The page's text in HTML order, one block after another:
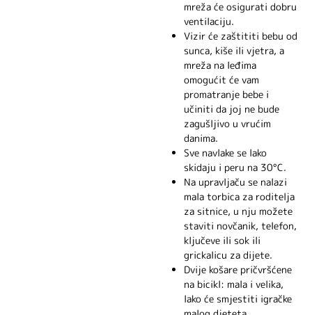
mreža će osigurati dobru
ventilaciju.
Vizir će zaštititi bebu od
sunca, kiše ili vjetra, a
mreža na leđima
omogućit će vam
promatranje bebe i
učiniti da joj ne bude
zagušljivo u vrućim
danima.
Sve navlake se lako
skidaju i peru na 30°C.
Na upravljaču se nalazi
mala torbica za roditelja
za sitnice, u nju možete
staviti novčanik, telefon,
ključeve ili sok ili
grickalicu za dijete.
Dvije košare pričvršćene
na bicikl: mala i velika,
lako će smjestiti igračke